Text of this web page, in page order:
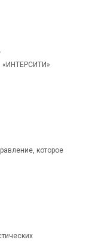
«ИНТЕРСИТИ»
которое